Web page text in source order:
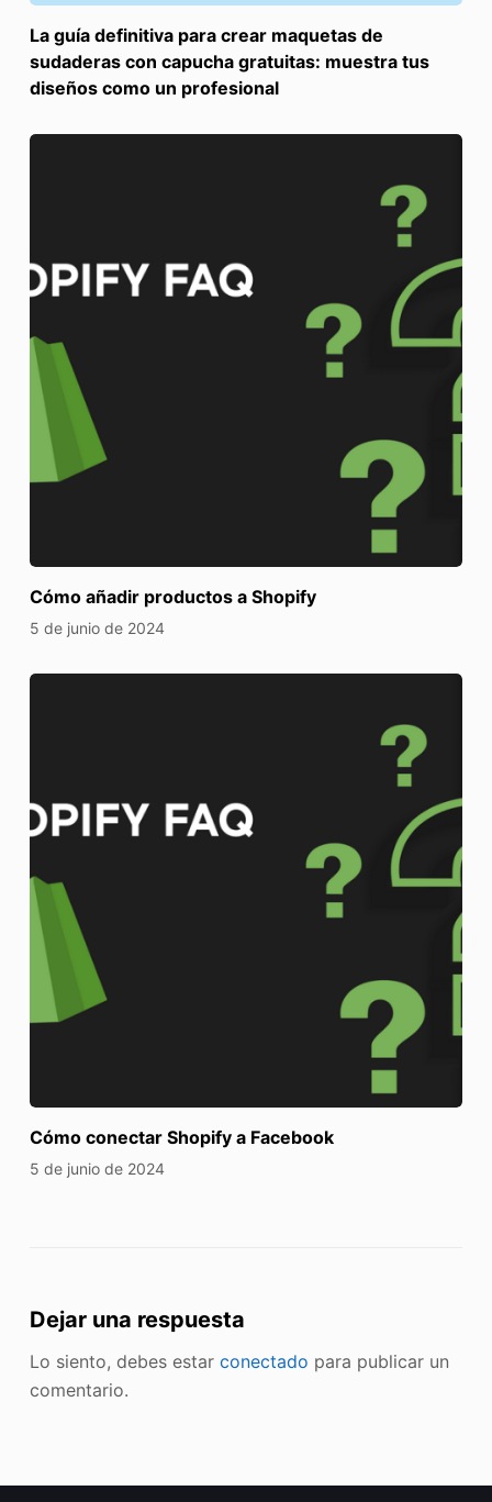
La guía definitiva para crear maquetas de
sudaderas con capucha gratuitas: muestra tus
diseños como un profesional
Cómo añadir productos a Shopify
5 de junio de 2024
Cómo conectar Shopify a Facebook
5 de junio de 2024
Dejar una respuesta
Lo siento, debes estar conectado para publicar un
comentario.